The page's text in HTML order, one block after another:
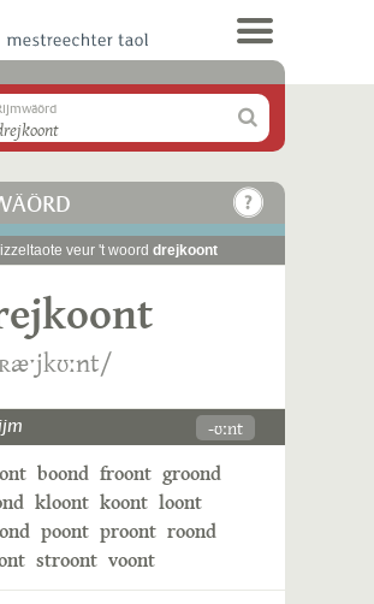
veur 't woord drejkoont
-ʊːnt
boond froont groond
kloont koont loont
poont proont roond
stroont voont